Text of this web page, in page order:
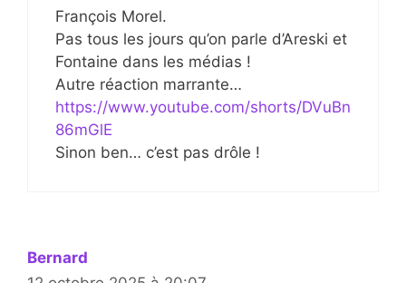
François Morel.
Pas tous les jours qu’on parle d’Areski et
Fontaine dans les médias !
Autre réaction marrante…
https://www.youtube.com/shorts/DVuBn
86mGlE
Sinon ben… c’est pas drôle !
Bernard